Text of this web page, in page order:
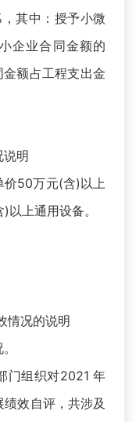
其中：授予小微
企业合同金额的
额占工程支出金
说明
价50万元(含)以上
上通用设备。
情况的说明
门组织对2021 年
效自评，共涉及